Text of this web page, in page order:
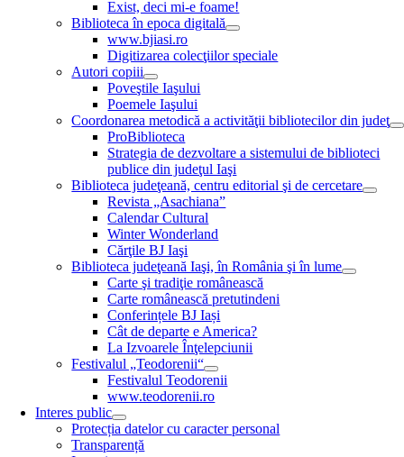
Exist, deci mi-e foame!
Biblioteca în epoca digitală
www.bjiasi.ro
Digitizarea colecţiilor speciale
Autori copiii
Poveştile Iaşului
Poemele Iaşului
Coordonarea metodică a activităţii bibliotecilor din judeţ
ProBiblioteca
Strategia de dezvoltare a sistemului de biblioteci
publice din judeţul Iaşi
Biblioteca judeţeană, centru editorial şi de cercetare
Revista „Asachiana”
Calendar Cultural
Winter Wonderland
Cărţile BJ Iaşi
Biblioteca judeţeană Iaşi, în România şi în lume
Carte şi tradiţie românească
Carte românească pretutindeni
Conferințele BJ Iași
Cât de departe e America?
La Izvoarele Înţelepciunii
Festivalul „Teodorenii“
Festivalul Teodorenii
www.teodorenii.ro
Interes public
Protecția datelor cu caracter personal
Transparență